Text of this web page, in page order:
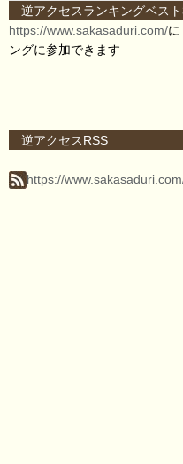
逆アクセスランキングベス
https://www.sakasaduri.com/
ングに参加できます
逆アクセスRSS
https://